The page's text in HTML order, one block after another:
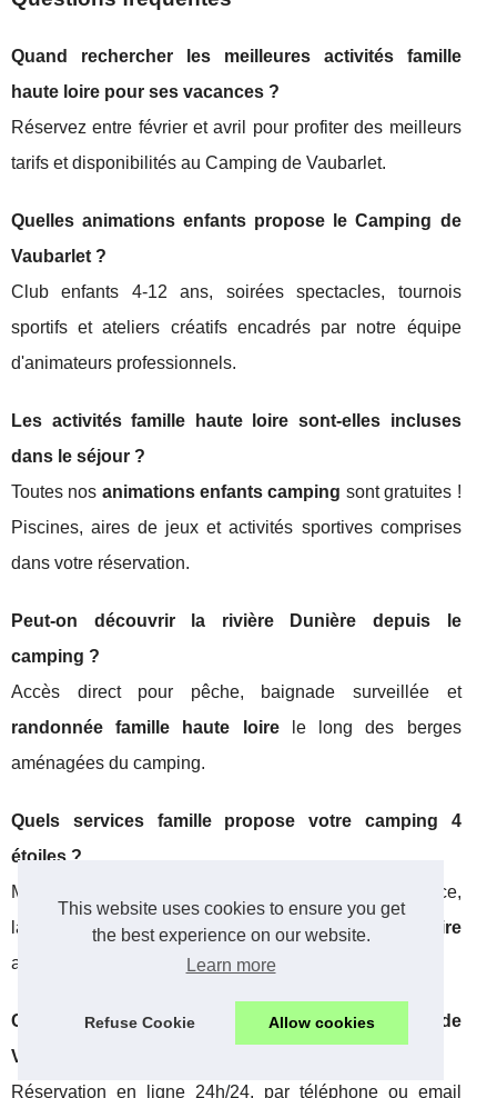
This website uses cookies to ensure you get
the best experience on our website.
Learn more
Refuse Cookie Allow cookies
Quand rechercher les meilleures activités famille
haute loire pour ses vacances ?
Réservez entre février et avril pour profiter des meilleurs
tarifs et disponibilités au Camping de Vaubarlet.
Quelles animations enfants propose le Camping de
Vaubarlet ?
Club enfants 4-12 ans, soirées spectacles, tournois
sportifs et ateliers créatifs encadrés par notre équipe
d'animateurs professionnels.
Les activités famille haute loire sont-elles incluses
dans le séjour ?
Toutes nos animations enfants camping sont gratuites !
Piscines, aires de jeux et activités sportives comprises
dans votre réservation.
Peut-on découvrir la rivière Dunière depuis le
camping ?
Accès direct pour pêche, baignade surveillée et
randonnée famille haute loirele long des berges
aménagées du camping.
Quels services famille propose votre camping 4
étoiles ?
Mobil-homes familiaux équipés, restaurant sur place,
laverie, épicerie ethébergement famille haute loire
adapté aux groupes nombreux.
Comment réserver ses vacances au Camping de
Vaubarlet ?
Réservation en ligne 24h/24, par téléphone ou email